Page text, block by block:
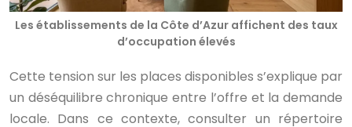
Les établissements de la Côte d’Azur affichent des taux
d’occupation élevés
Cette tension sur les places disponibles s’explique par
un déséquilibre chronique entre l’offre et la demande
locale. Dans ce contexte, consulter un répertoire